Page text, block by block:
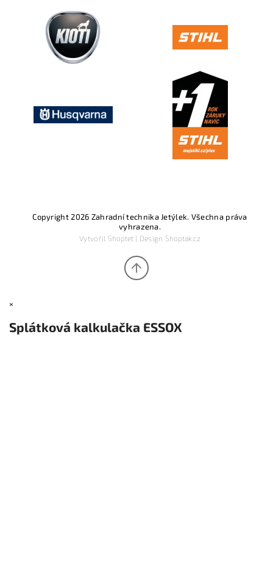
Copyright 2026 Zahradní technika Jetýlek. Všechna práva
vyhrazena.
Vytvořil Shoptet| Design Shoptak.cz
×
Splátková kalkulačka ESSOX